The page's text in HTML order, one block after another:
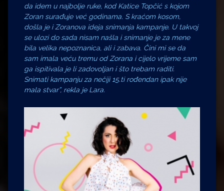
da idem u najbolje ruke, kod Katice Topčić s kojom
Zoran surađuje već godinama. S kraćom kosom,
došla je i Zoranova ideja snimanja kampanje. U takvoj
se ulozi do sada nisam našla i snimanje je za mene
bila velika nepoznanica, ali i zabava. Čini mi se da
sam imala veću tremu od Zorana i cijelo vrijeme sam
ga ispitivala je li zadovoljan i što trebam raditi.
Snimati kampanju za nečiji 15.ti rođendan ipak nije
mala stvar”, rekla je Lara.